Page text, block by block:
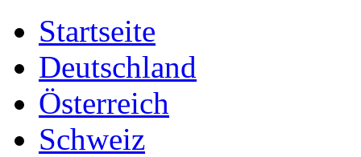
Startseite
Deutschland
Österreich
Schweiz